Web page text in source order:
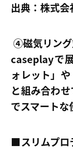
出典：株式
④磁気リン
caseplayで
ォレット」
と組み合わ
でスマートな
■スリムプ